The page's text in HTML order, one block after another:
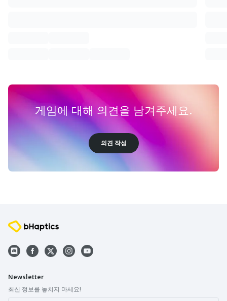
게임에 대해 의견을 남겨주세요.
의견 작성
Newsletter
최신 정보를 놓치지 마세요!